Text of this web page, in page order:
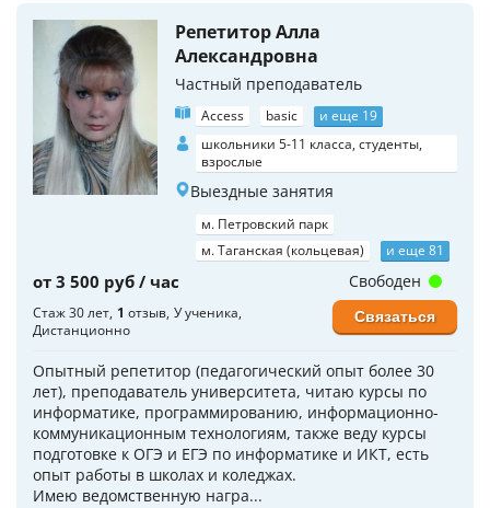
Репетитор Алла
Александровна
Частный преподаватель
Access basic
и еще 19
школьники 5-11 класса, студенты,
взрослые
Выездные занятия
м. Петровский парк
м. Таганская (кольцевая)
и еще 81
от 3 500 руб / час
Стаж 30 лет 1 отзыв У ученика
Дистанционно
Опытный репетитор (педагогический опыт более 30
лет), преподаватель университета, читаю курсы по
информатике, программированию, информационно-
коммуникационным технологиям, также веду курсы
подготовке к ОГЭ и ЕГЭ по информатике и ИКТ, есть
опыт работы в школах и коледжах.
Имею ведомственную награ...
Свободен
Связаться